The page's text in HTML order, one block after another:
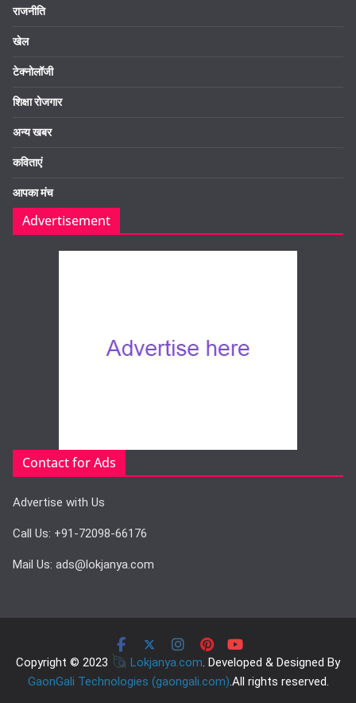
राजनीति
खेल
टेक्नोलॉजी
शिक्षा रोजगार
अन्य खबर
कविताएं
आपका मंच
Advertisement
Contact for Ads
Advertise with Us
Call Us: +91-72098-66176
Mail Us: ads@lokjanya.com
Copyright © 2023 Lokjanya.com. Developed & Designed By
GaonGali Technologies (gaongali.com).All rights reserved.